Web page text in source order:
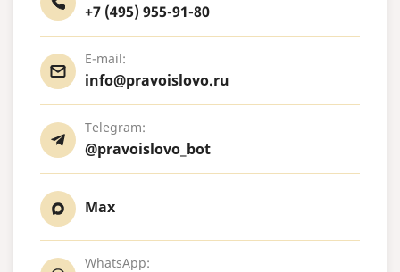
+7 (495) 955-91-80
E-mail:
info@pravoislovo.ru
Telegram:
@pravoislovo_bot
Max
WhatsApp: